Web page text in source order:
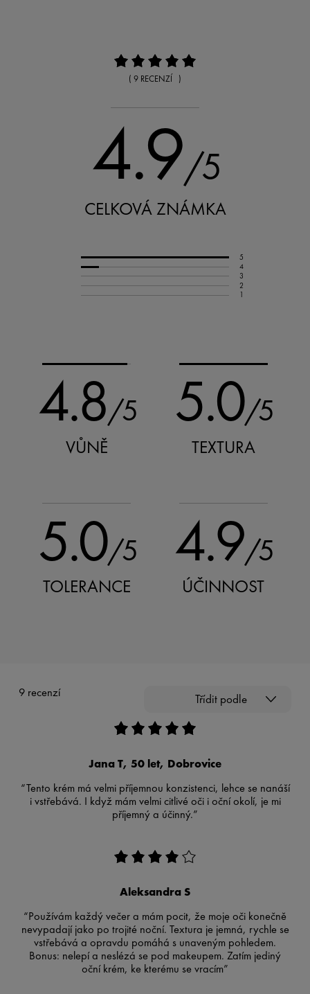
( 9 RECENZÍ )
4.9/5
CELKOVÁ ZNÁMKA
5
4
3
2
1
4.8/5
VŮNĚ
5.0/5
TEXTURA
5.0/5
TOLERANCE
4.9/5
ÚČINNOST
9 recenzí Třídit podle
Jana T, 50 let, Dobrovice
“Tento krém má velmi příjemnou konzistenci, lehce se nanáší
i vstřebává. I když mám velmi citlivé oči i oční okolí, je mi
příjemný a účinný.”
Aleksandra S
“Používám každý večer a mám pocit, že moje oči konečně
nevypadají jako po trojité noční. Textura je jemná, rychle se
vstřebává a opravdu pomáhá s unaveným pohledem.
Bonus: nelepí a neslézá se pod makeupem. Zatím jediný
oční krém, ke kterému se vracím”